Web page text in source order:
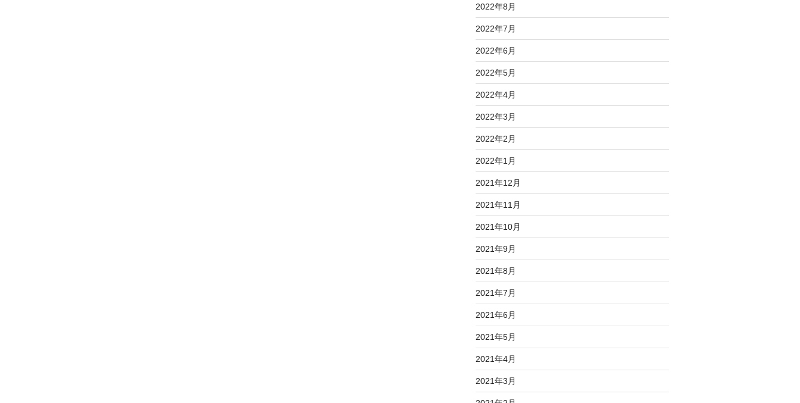
2022年8月
2022年7月
2022年6月
2022年5月
2022年4月
2022年3月
2022年2月
2022年1月
2021年12月
2021年11月
2021年10月
2021年9月
2021年8月
2021年7月
2021年6月
2021年5月
2021年4月
2021年3月